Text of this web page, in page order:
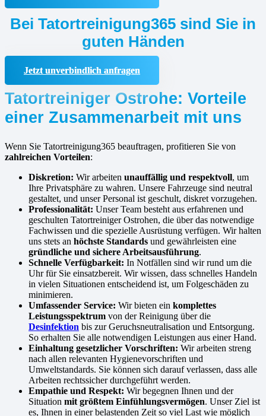
Bei Tatortreinigung365 sind Sie in
guten Händen
Jetzt unverbindlich anfragen
Tatortreiniger Ostrohe: Vorteile
einer Zusammenarbeit mit uns
Wenn Sie Tatortreinigung365 beauftragen, profitieren Sie von
zahlreichen Vorteilen:
Diskretion: Wir arbeiten unauffällig und respektvoll, um
Ihre Privatsphäre zu wahren. Unsere Fahrzeuge sind neutral
gestaltet, und unser Personal ist geschult, diskret vorzugehen.
Professionalität: Unser Team besteht aus erfahrenen und
geschulten Tatortreiniger Ostrohen, die über das notwendige
Fachwissen und die spezielle Ausrüstung verfügen. Wir halten
uns stets an höchste Standards und gewährleisten eine
gründliche und sichere Arbeitsausführung.
Schnelle Verfügbarkeit: In Notfällen sind wir rund um die
Uhr für Sie einsatzbereit. Wir wissen, dass schnelles Handeln
in vielen Situationen entscheidend ist, um Folgeschäden zu
minimieren.
Umfassender Service: Wir bieten ein komplettes
Leistungsspektrum von der Reinigung über die
Desinfektion bis zur Geruchsneutralisation und Entsorgung.
So erhalten Sie alle notwendigen Leistungen aus einer Hand.
Einhaltung gesetzlicher Vorschriften: Wir arbeiten streng
nach allen relevanten Hygienevorschriften und
Umweltstandards. Sie können sich darauf verlassen, dass alle
Arbeiten rechtssicher durchgeführt werden.
Empathie und Respekt: Wir begegnen Ihnen und der
Situation mit größtem Einfühlungsvermögen. Unser Ziel ist
es, Ihnen in einer belastenden Zeit so viel Last wie möglich